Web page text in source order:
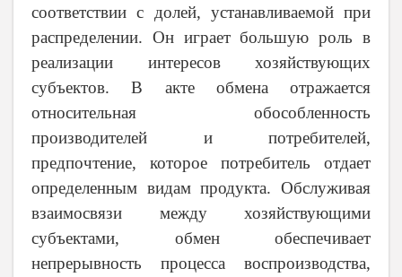
соответствии с долей, устанавливаемой при
распределении. Он играет большую роль в
реализации интересов хозяйствующих
субъектов. В акте обмена отражается
относительная обособленность
производителей и потребителей,
предпочтение, которое потребитель отдает
определенным видам продукта. Обслуживая
взаимосвязи между хозяйствующими
субъектами, обмен обеспечивает
непрерывность процесса воспроизводства,